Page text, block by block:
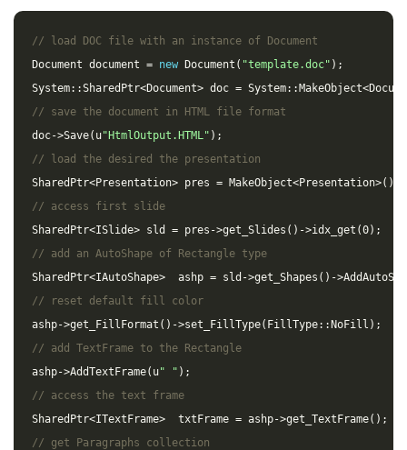
// load DOC file with an instance of Document
Document document = new Document ( "template.doc" );
System::SharedPtr<Document> doc = System:: MakeObject<
// save the document in HTML file format
doc->Save( u"HtmlOutput.HTML" );
// load the desired the presentation
SharedPtr<Presentation> pres = MakeObject<Presentation>();
// access first slide
SharedPtr<ISlide> sld = pres ->get_Slides () ->idx_get (0);
// add an AutoShape of Rectangle type
SharedPtr<IAutoShape> ashp = sld ->get_Shapes () ->
// reset default fill color
ashp->get_FillFormat () ->set_FillType( FillType:: NoFill );
// add TextFrame to the Rectangle
ashp->AddTextFrame( u" " );
// access the text frame
SharedPtr<ITextFrame> txtFrame = ashp->get_TextFrame();
// get Paragraphs collection